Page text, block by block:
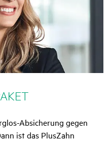
Absicherung gegen
ist das PlusZahn